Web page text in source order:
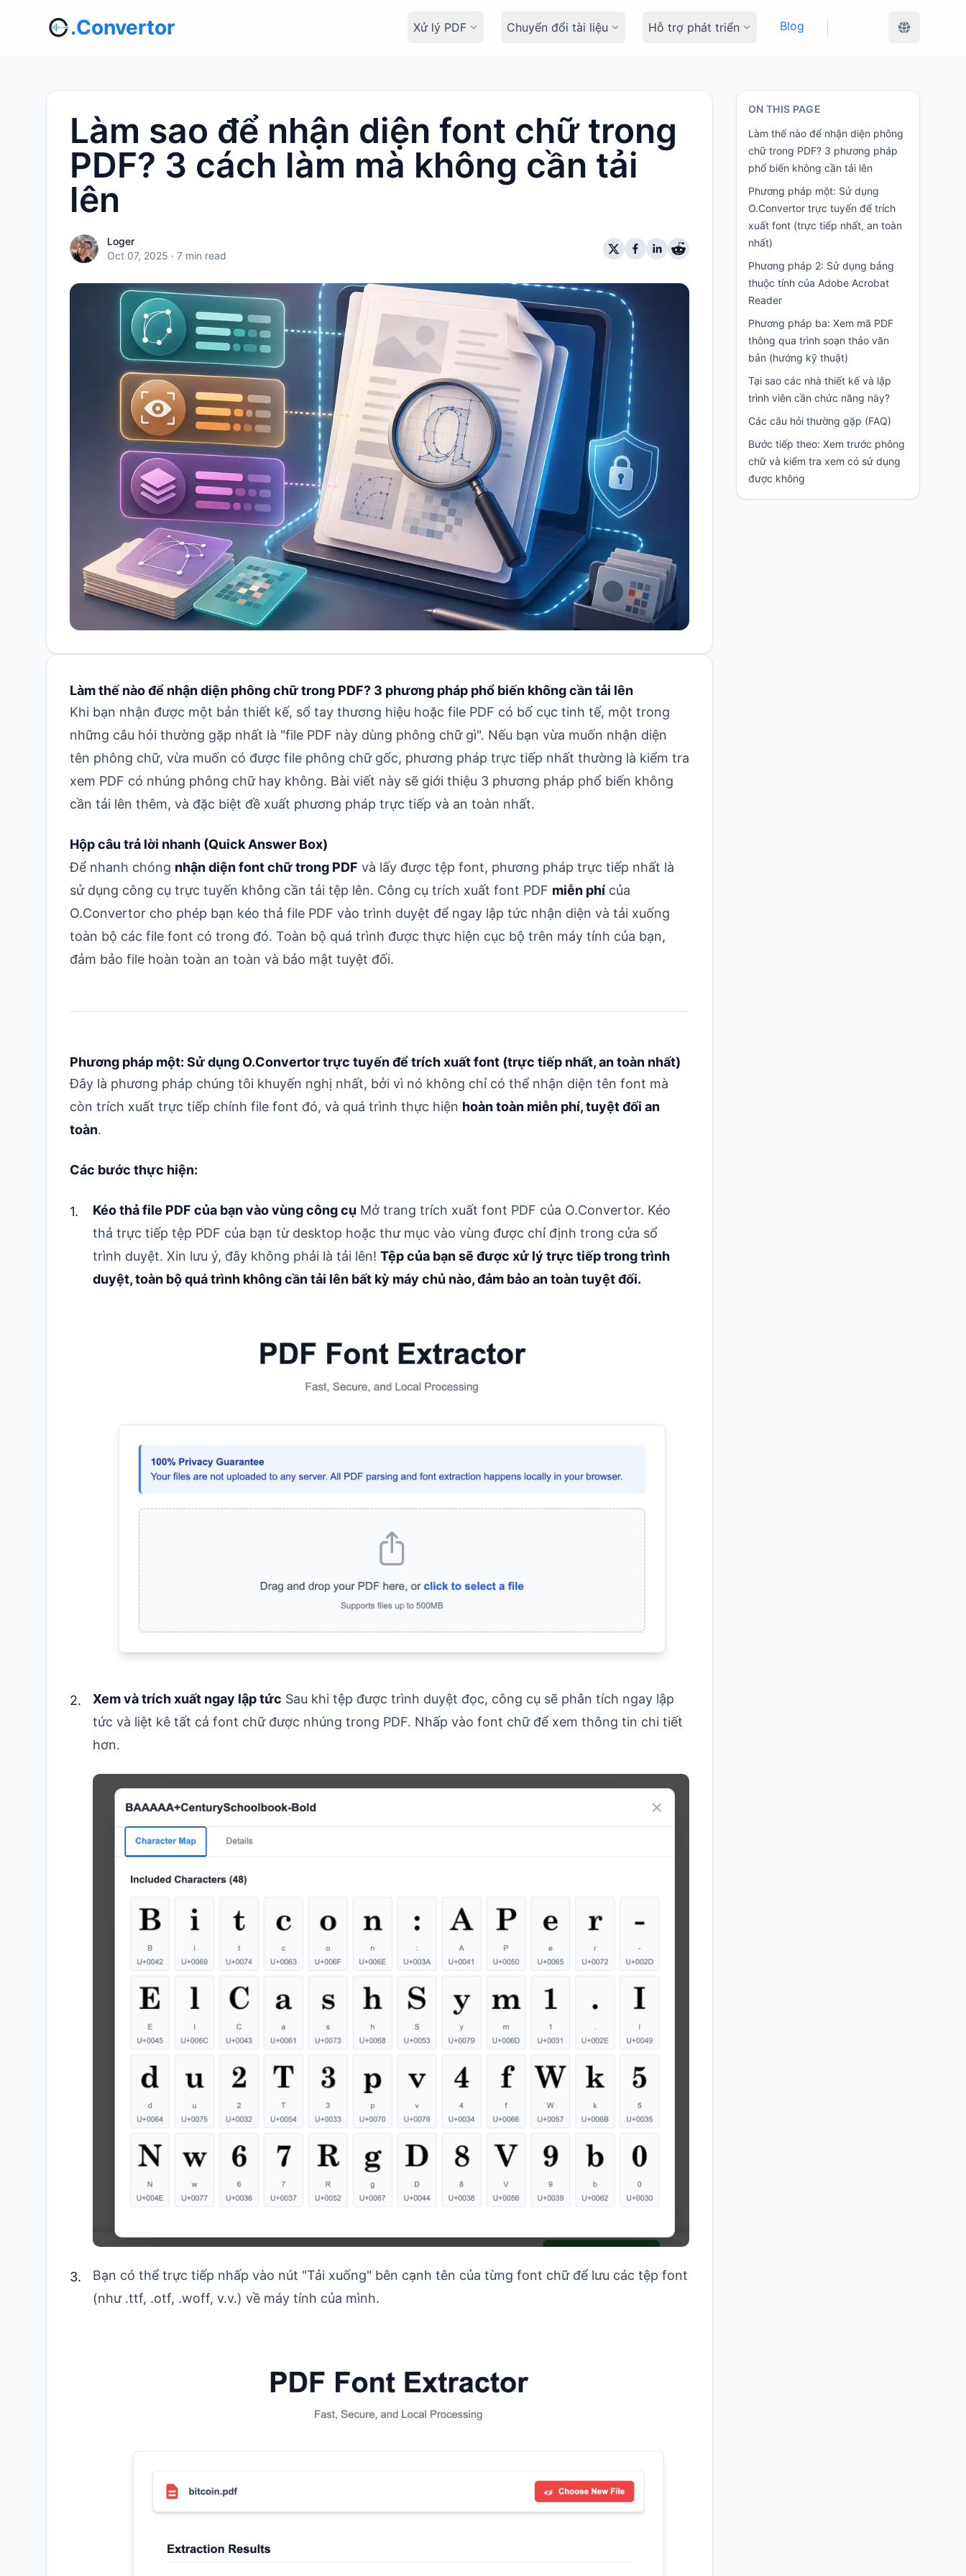
.Convertor Xử lý PDF Chuyển đổi tài liệu Hỗ trợ phát triển Blog
Làm sao để nhận diện font chữ trong
PDF? 3 cách làm mà không cần tải
lên
Loger
Oct 07, 2025 · 7 min read
Làm thế nào để nhận diện phông chữ trong PDF? 3 phương pháp phổ biến không cần tải lên
Khi bạn nhận được một bản thiết kế, sổ tay thương hiệu hoặc file PDF có bố cục tinh tế, một trong
những câu hỏi thường gặp nhất là "file PDF này dùng phông chữ gì". Nếu bạn vừa muốn nhận diện
tên phông chữ, vừa muốn có được file phông chữ gốc, phương pháp trực tiếp nhất thường là kiểm tra
xem PDF có nhúng phông chữ hay không. Bài viết này sẽ giới thiệu 3 phương pháp phổ biến không
cần tải lên thêm, và đặc biệt đề xuất phương pháp trực tiếp và an toàn nhất.
Hộp câu trả lời nhanh (Quick Answer Box)
Để nhanh chóng nhận diện font chữ trong PDF và lấy được tệp font, phương pháp trực tiếp nhất là
sử dụng công cụ trực tuyến không cần tải tệp lên. Công cụ trích xuất font PDF miễn phí của
O.Convertor cho phép bạn kéo thả file PDF vào trình duyệt để ngay lập tức nhận diện và tải xuống
toàn bộ các file font có trong đó. Toàn bộ quá trình được thực hiện cục bộ trên máy tính của bạn,
đảm bảo file hoàn toàn an toàn và bảo mật tuyệt đối.
Phương pháp một: Sử dụng O.Convertor trực tuyến để trích xuất font (trực tiếp nhất, an toàn nhất)
Đây là phương pháp chúng tôi khuyến nghị nhất, bởi vì nó không chỉ có thể nhận diện tên font mà
còn trích xuất trực tiếp chính file font đó, và quá trình thực hiện hoàn toàn miễn phí, tuyệt đối an
toàn.
Các bước thực hiện:
Kéo thả file PDF của bạn vào vùng công cụ Mở trangtrích xuất font PDF của O.Convertor. Kéo
thả trực tiếp tệp PDF của bạn từ desktop hoặc thư mục vào vùng được chỉ định trong cửa sổ
trình duyệt. Xin lưu ý, đây không phải là tải lên!Tệp của bạn sẽ được xử lý trực tiếp trong trình
duyệt, toàn bộ quá trình không cần tải lên bất kỳ máy chủ nào, đảm bảo an toàn tuyệt đối.
Xem và trích xuất ngay lập tức Sau khi tệp được trình duyệt đọc, công cụ sẽ phân tích ngay lập
tức và liệt kê tất cả font chữ được nhúng trong PDF. Nhấp vào font chữ để xem thông tin chi tiết
hơn.
Bạn có thể trực tiếp nhấp vào nút "Tải xuống" bên cạnh tên của từng font chữ để lưu các tệp font
(như .ttf, .otf, .woff, v.v.) về máy tính của mình.
ON THIS PAGE
Làm thế nào để nhận diện phông
chữ trong PDF? 3 phương pháp
phổ biến không cần tải lên
Phương pháp một: Sử dụng
O.Convertor trực tuyến để trích
xuất font (trực tiếp nhất, an toàn
nhất)
Phương pháp 2: Sử dụng bảng
thuộc tính của Adobe Acrobat
Reader
Phương pháp ba: Xem mã PDF
thông qua trình soạn thảo văn
bản (hướng kỹ thuật)
Tại sao các nhà thiết kế và lập
trình viên cần chức năng này?
Các câu hỏi thường gặp (FAQ)
Bước tiếp theo: Xem trước phông
chữ và kiểm tra xem có sử dụng
được không